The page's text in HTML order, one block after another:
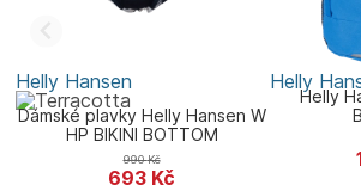
Helly Hansen
Dámské plavky Helly Hansen W
HP BIKINI BOTTOM
693 Kč
990Kč
Helly
Helly